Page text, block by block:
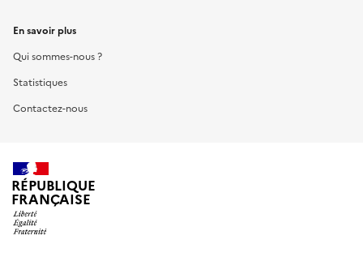
En savoir plus
Qui sommes-nous ?
Statistiques
Contactez-nous
RÉPUBLIQUE
FRANÇAISE